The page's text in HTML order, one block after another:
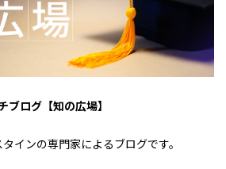
ログ【知の広場】
インの専門家によるブログです。